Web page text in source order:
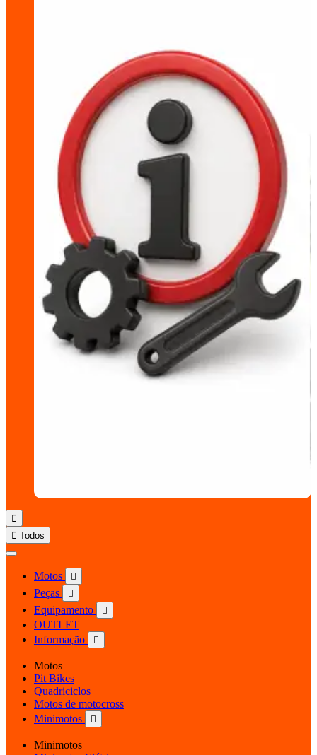

 Todos
Motos 
Peças 
Equipamento 
OUTLET
Informação

Motos
Pit Bikes
Quadriciclos
Motos de motocross
Minimotos

Minimotos